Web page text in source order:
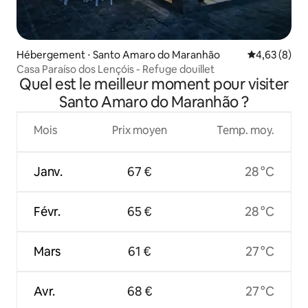
Hébergement ⋅ Santo Amaro do Maranhão Évaluation
4,63 (8)
Casa Paraíso dos Lençóis - Refuge douillet
Quel est le meilleur moment pour visiter
Santo Amaro do Maranhão ?
Mois
Janv.
Févr.
Mars
Avr.
Prix moyen
67 €
65 €
61 €
68 €
Temp. moy.
28 °C
28 °C
27 °C
27 °C